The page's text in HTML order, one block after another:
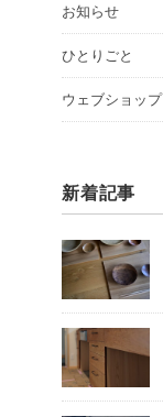
お知らせ
ひとりごと
ウェブショップ
新着記事